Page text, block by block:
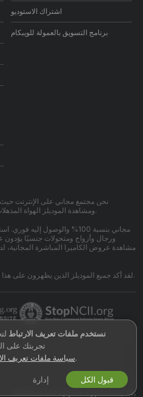
اشتراك الاستوديو
برنامج التسويق بالعمولة للويبكام
ومشاهدة الموديلز الهواة المذهلات لدينا وهن يؤدين مباشرةً عروض تفاعلية.
مشاهدة عروض الكاميرا المباشرة
لقد أكد جميع الموديلز الذين يظهرون على هذا الموقع تعاقديًا أنهم يبلغون 18 عامًا أو أكثر.
بيان متطلبات الإلتزام بحفظ السجلات 18 U.S.C 2257
نستخدم ملفات تعريف الارتباط
تجربتك على
سياسة ملفات تعريف.
إدارة قبول الكل